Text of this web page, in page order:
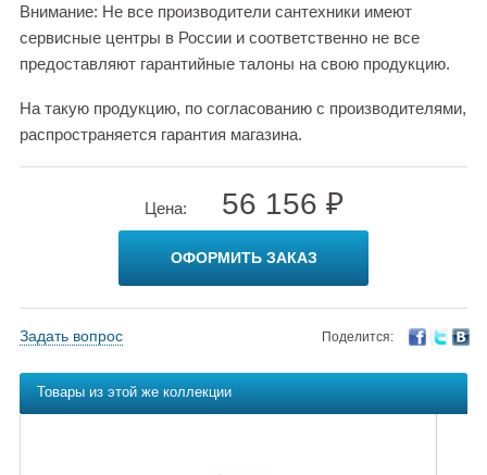
Внимание: Не все производители сантехники имеют
сервисные центры в России и соответственно не все
предоставляют гарантийные талоны на свою продукцию.
На такую продукцию, по согласованию с производителями,
распространяется гарантия магазина.
Цена: 56 156 ₽
ОФОРМИТЬ ЗАКАЗ
Задать вопрос Поделится:
Товары из этой же коллекции